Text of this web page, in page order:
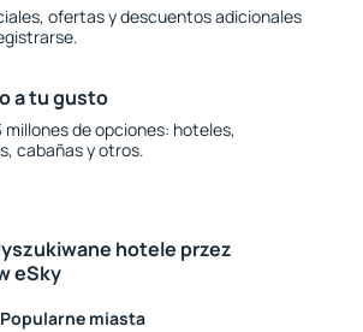
ofertas y descuentos adicionales
a tu gusto
millones de opciones: hoteles,
cabañas y otros.
hotele przez
eSky
miasta